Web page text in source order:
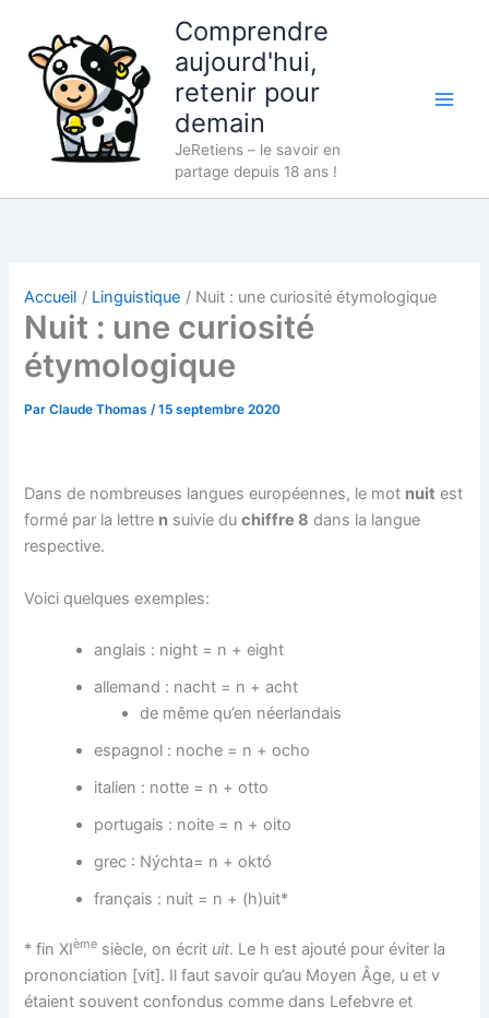
contenu
Comprendre
aujourd'hui,
retenir pour
demain
JeRetiens – le savoir en
partage depuis 18 ans !
Accueil Linguistique Nuit : une curiosité étymologique
Nuit : une curiosité
étymologique
ParClaude Thomas/15 septembre 2020
Dans de nombreuses langues européennes, le mot nuit est
formé par la lettre n suivie duchiffre 8 dans la langue
respective.
Voici quelques exemples:
anglais : night = n + eight
allemand : nacht = n + acht
de même qu’en néerlandais
espagnol : noche = n + ocho
italien : notte = n + otto
portugais : noite = n + oito
grec : Nýchta= n + októ
français : nuit = n + (h)uit*
* fin XIème siècle, on écrit uit. Le h est ajouté pour éviter la
prononciation [vit]. Il faut savoir qu’au Moyen Âge, u et v
étaient souvent confondus comme dans Lefebvre et